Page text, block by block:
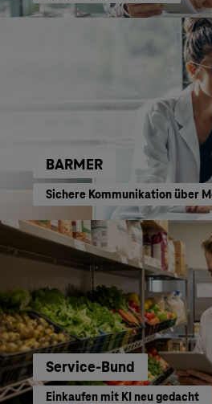
BARMER
Sichere Kommunikation über
Service-Bund
Einkaufen mit KI neu gedacht